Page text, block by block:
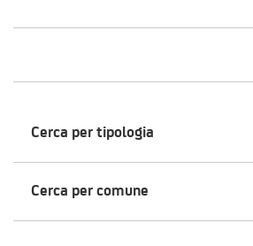
Cerca per tipologia
Cerca per comune